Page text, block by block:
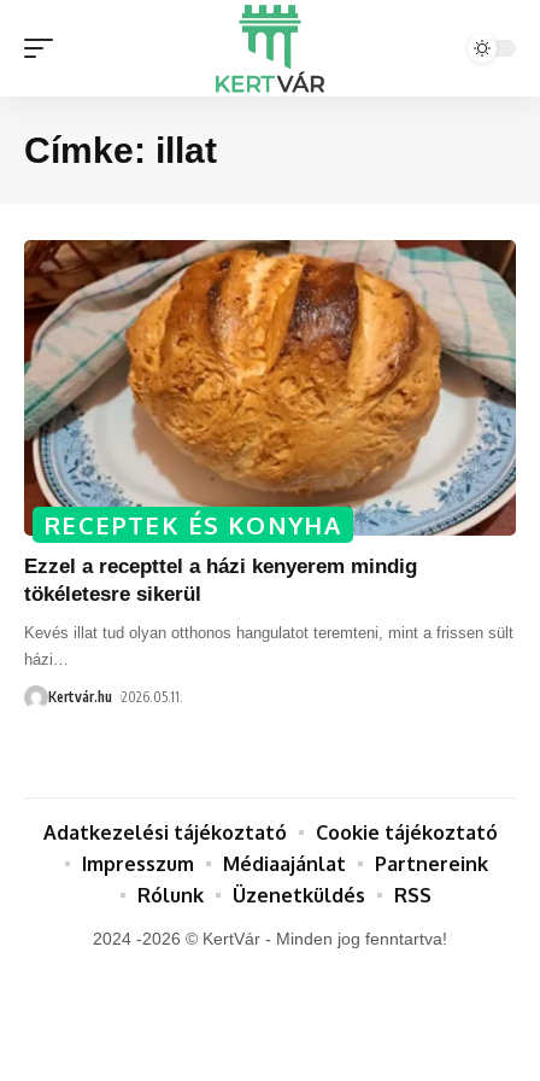
Címke: illat
RECEPTEK ÉS KONYHA
Ezzel a recepttel a házi kenyerem mindig
tökéletesre sikerül
Kevés illat tud olyan otthonos hangulatot teremteni, mint a frissen sült
házi
Kertvár.hu 2026.05.11.
2024 -2026 © KertVár - Minden jog fenntartva!
Adatkezelési tájékoztató
Cookie tájékoztató
Impresszum
Médiaajánlat
Partnereink
Rólunk
Üzenetküldés RSS